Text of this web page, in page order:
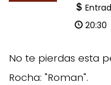
20:30
No te pierdas esta
Rocha: "Roman".